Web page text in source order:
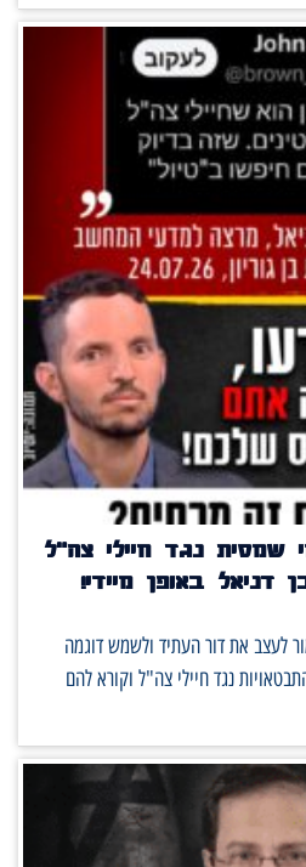
שמסית נגד חיילי צה"ל
באופן מיידי!
לעצב את דור העתיד ולשמש דוגמה
נגד חיילי צה"ל וקורא להם